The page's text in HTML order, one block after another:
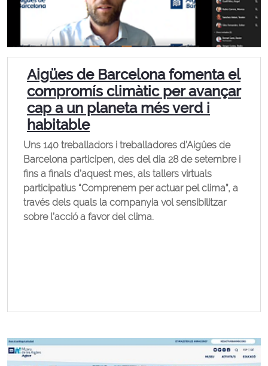
Aigües de Barcelona fomenta el
compromís climàtic per avançar
cap a un planeta més verd i
habitable
Uns 140 treballadors i treballadores d’Aigües de
Barcelona participen, des del dia 28 de setembre i
fins a finals d’aquest mes, als tallers virtuals
participatius “Comprenem per actuar pel clima”, a
través dels quals la companyia vol sensibilitzar
sobre l’acció a favor del clima.